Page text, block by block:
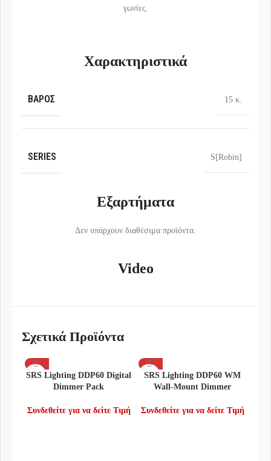
γωνίες.
Χαρακτηριστικά
ΒΆΡΟΣ 15 κ.
SERIES S[Robin]
Εξαρτήματα
Δεν υπάρχουν διαθέσιμα προϊόντα.
Video
Σχετικά Προϊόντα
SRS Lighting DDP60 Digital
Dimmer Pack
Συνδεθείτε για να δείτε Τιμή
SRS Lighting DDP60 WM
Wall-Mount Dimmer
Συνδεθείτε για να δείτε Τιμή